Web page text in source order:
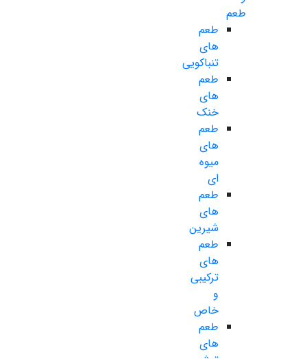
طعم
طعم
های
تنباکویی
طعم
های
خنک
طعم
های
میوه
ای
طعم
های
شیرین
طعم
های
ترکیبی
و
خاص
طعم
های